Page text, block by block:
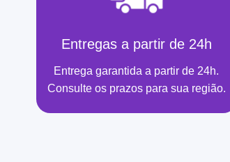
Entregas a partir de 24h
Entrega garantida a partir de 24h.
Consulte os prazos para sua região.